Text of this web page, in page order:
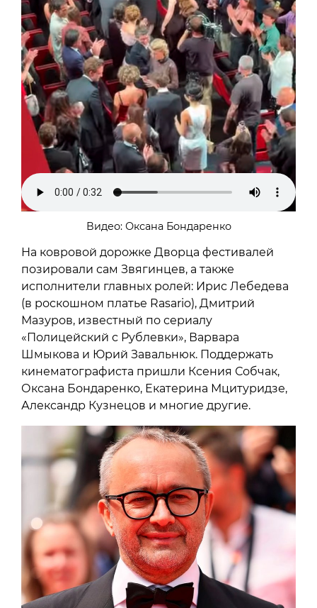
Видео: Оксана Бондаренко
На ковровой дорожке Дворца фестивалей
позировали сам Звягинцев, а также
исполнители главных ролей: Ирис Лебедева
(в роскошном платье Rasario), Дмитрий
Мазуров, известный по сериалу
«Полицейский с Рублевки», Варвара
Шмыкова и Юрий Завальнюк. Поддержать
кинематографиста пришли Ксения Собчак,
Оксана Бондаренко, Екатерина Мцитуридзе,
Александр Кузнецов и многие другие.